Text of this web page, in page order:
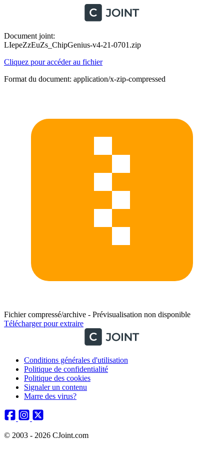
Document joint:
LIepeZzEuZs_ChipGenius-v4-21-0701.zip
Cliquez pour accéder au fichier
Format du document: application/x-zip-compressed
Fichier compressé/archive - Prévisualisation non disponible
Télécharger pour extraire
Conditions générales d'utilisation
Politique de confidentialité
Politique des cookies
Signaler un contenu
Marre des virus?
© 2003 - 2026 CJoint.com